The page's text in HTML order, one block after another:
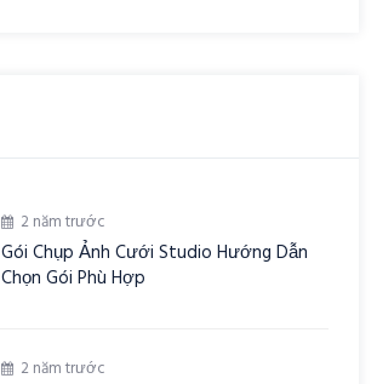
2 năm trước
Gói Chụp Ảnh Cưới Studio Hướng Dẫn
Chọn Gói Phù Hợp
2 năm trước